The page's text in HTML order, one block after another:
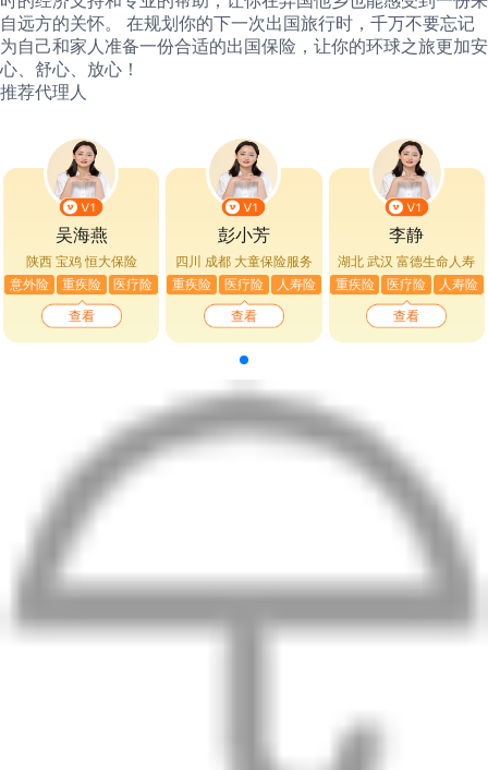
自远方的关怀。 在规划你的下一次出国旅行时，千万不要忘记
为自己和家人准备一份合适的出国保险，让你的环球之旅更加安
心、舒心、放心！
推荐代理人
吴海燕
陕西 宝鸡恒大保险
意外险
重疾险 医疗险
查看
彭小芳
四川 成都 大童保险服务
重疾险
医疗险 人寿险
查看
李静
湖北 武汉富德生命人寿
重疾险
医疗险 人寿险
查看